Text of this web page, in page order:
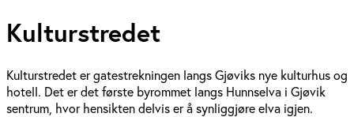
Kulturstredet
Kulturstredet er gatestrekningen langs Gjøviks nye kulturhus og
hotell. Det er det første byrommet langs Hunnselva i Gjøvik
sentrum, hvor hensikten delvis er å synliggjøre elva igjen.